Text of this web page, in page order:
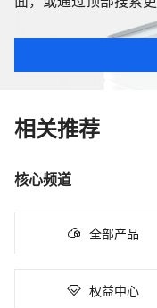
相关推荐
核心频道
全部产品
权益中心